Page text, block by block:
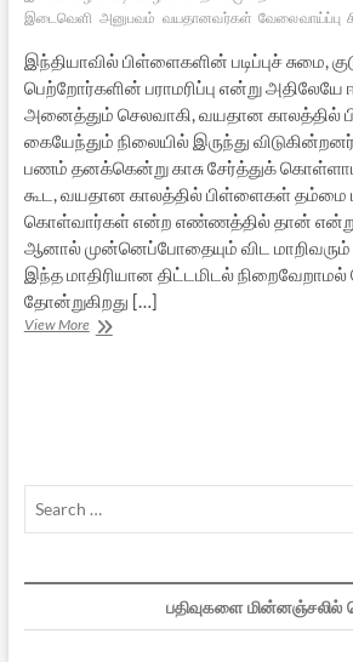
இடைவெளி அனுபவம் வயதானவர்கள் வேலைவாய்ப்பு
இந்தியாவில் பிள்ளைகளின் படிப்புச் சுமை,
பெற்றோர்களின் பராமரிப்பு என்று அதிலேயே
அனைத்தும் செலவாகி, வயதான காலத்தில்
கையேந்தும் நிலையில் இருந்து
பணம் தனக்கென்று காசு சேர்த்துக்
கூட, வயதான காலத்தில் பிள்ளைகள் தம்மை
கொள்வார்கள் என்ற எண்ணத்தில் தான் என்று
ஆனால் முன்னெப்போதையும் விட
இந்த மாதிரியான திட்டமிடல்
தோன்றுகிறது […]
View Moreமுதுமை
பதிவுகளை மின்னஞ்சலில்